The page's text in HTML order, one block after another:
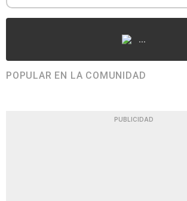
...
POPULAR EN LA COMUNIDAD
PUBLICIDAD